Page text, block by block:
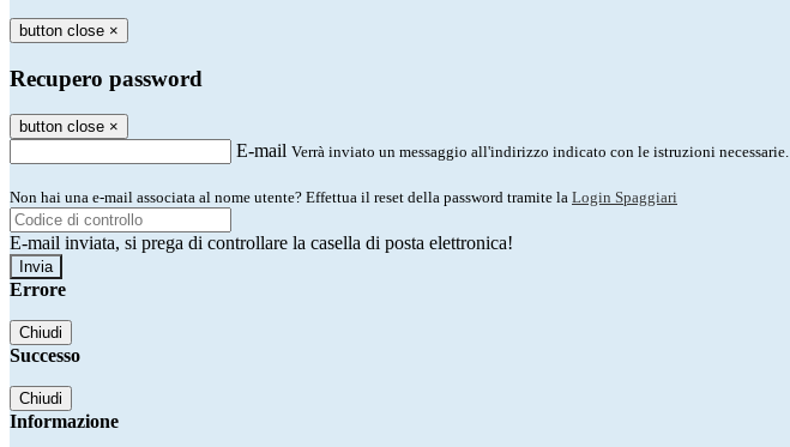
button close ×
Recupero password
button close ×
E-mail Verrà inviato un messaggio all'indirizzo indicato con le istruzioni necessarie.
Non hai una e-mail associata al nome utente? Effettua il reset della password tramite la Login Spaggiari
E-mail inviata, si prega di controllare la casella di posta elettronica!
Errore
Chiudi
Successo
Chiudi
Informazione